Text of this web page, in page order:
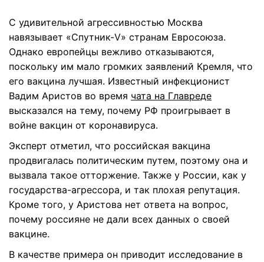
С удивительной агрессивностью Москва
навязывает «Спутник-V» странам Евросоюза.
Однако европейцы вежливо отказываются,
поскольку им мало громких заявлений Кремля, что
его вакцина лучшая. Известный инфекционист
Вадим Аристов во время чата на Главреде
высказался на тему, почему РФ проигрывает в
войне вакцин от коронавируса.
Эксперт отметил, что российская вакцина
продвигалась политическим путем, поэтому она и
вызвала такое отторжение. Также у России, как у
государства-агрессора, и так плохая репутация.
Кроме того, у Аристова нет ответа на вопрос,
почему россияне не дали всех данных о своей
вакцине.
В качестве примера он приводит исследование в